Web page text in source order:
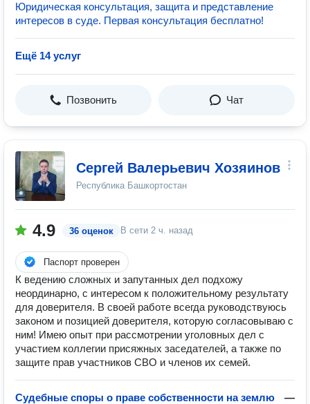
Юридическая консультация, защита и представление
интересов в суде. Первая консультация бесплатно!
Ещё 14 услуг
Позвонить Чат
Сергей Валерьевич Хозяинов
Республика Башкортостан
4.9 36 оценок В сети 2 ч. назад
Паспорт проверен
К ведению сложных и запутанных дел подхожу
неординарно, с интересом к положительному результату
для доверителя. В своей работе всегда руководствуюсь
законом и позицией доверителя, которую согласовываю с
ним! Имею опыт при рассмотрении уголовных дел с
участием коллегии присяжных заседателей, а также по
защите прав участников СВО и членов их семей.
Судебные споры о праве собственности на землю —